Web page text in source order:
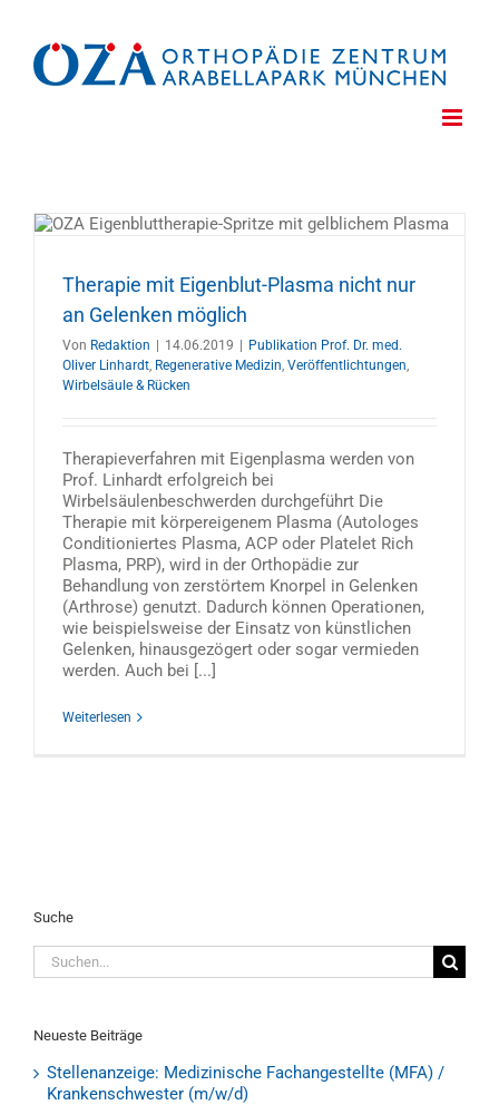
springen
Therapie mit Eigenblut-Plasma nicht nur
an Gelenken möglich
Von Redaktion 14.06.2019
Publikation Prof. Dr. med.
Oliver Linhardt, Regenerative Medizin, Veröffentlichtungen,
Wirbelsäule & Rücken
Therapieverfahren mit Eigenplasma werden von
Prof. Linhardt erfolgreich bei
Wirbelsäulenbeschwerden durchgeführt Die
Therapie mit körpereigenem Plasma (Autologes
Conditioniertes Plasma, ACP oder Platelet Rich
Plasma, PRP), wird in der Orthopädie zur
Behandlung von zerstörtem Knorpel in Gelenken
(Arthrose) genutzt. Dadurch können Operationen,
wie beispielsweise der Einsatz von künstlichen
Gelenken, hinausgezögert oder sogar vermieden
werden. Auch bei [...]
Weiterlesen
Suche
Suche
nach:
Neueste Beiträge
Stellenanzeige: Medizinische Fachangestellte (MFA) /
Krankenschwester (m/w/d)